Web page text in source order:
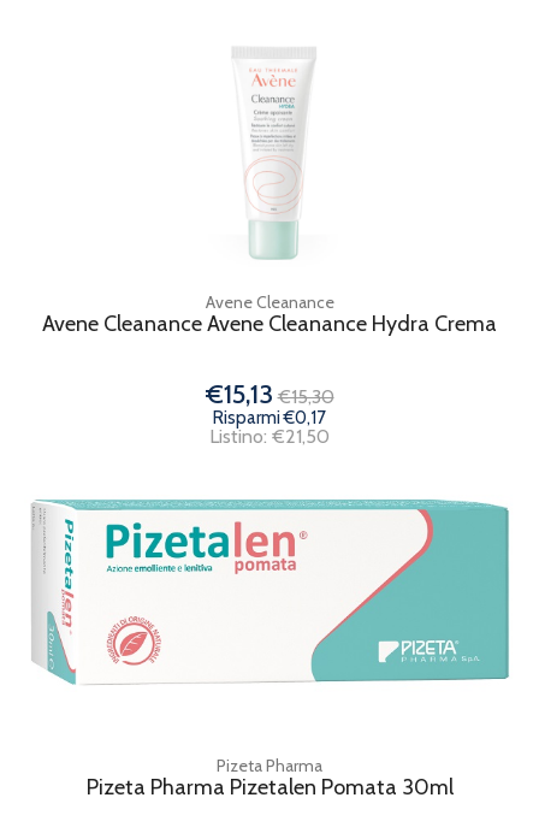
Avene Cleanance
Avene Cleanance Avene Cleanance Hydra Crema
€15,13 €15,30
Risparmi €0,17
Listino: €21,50
Pizeta Pharma
Pizeta Pharma Pizetalen Pomata 30ml